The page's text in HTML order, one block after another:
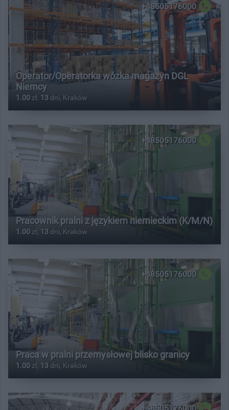
+48505176000
Operator/Operatorka wózka magazyn DGL
Niemcy
1.00 zł, 13 dni, Kraków
+48505176000
Pracownik pralni z językiem niemieckim (K/M/N)
1.00 zł, 13 dni, Kraków
+48505176000
Praca w pralni przemysłowej blisko granicy
1.00 zł, 13 dni, Kraków